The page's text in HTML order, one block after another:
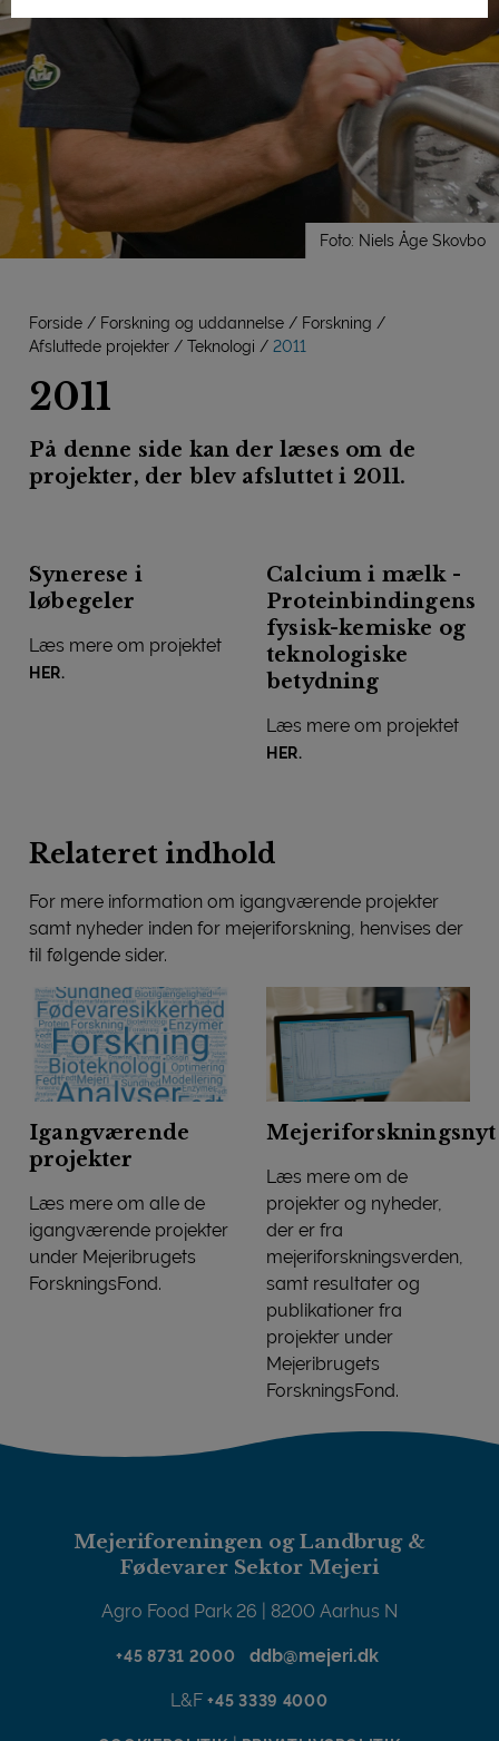
Foto: Niels Åge Skovbo
Forside Forskning og uddannelse
Forskning
Afsluttede projekter
Teknologi 2011
2011
På denne side kan der læses om de
projekter, der blev afsluttet i 2011.
Synerese i
løbegeler
Læs mere om projektet
HER.
Calcium i mælk -
Proteinbindingens
fysisk-kemiske og
teknologiske
betydning
Læs mere om projektet
HER.
Relateret indhold
For mere information om igangværende projekter
samt nyheder inden for mejeriforskning, henvises der
til følgende sider.
Igangværende
projekter
Læs mere om alle de
igangværende projekter
under Mejeribrugets
ForskningsFond.
Mejeriforskningsnyt
Læs mere om de
projekter og nyheder,
der er fra
mejeriforskningsverden,
samt resultater og
publikationer fra
projekter under
Mejeribrugets
ForskningsFond.
Mejeriforeningen og Landbrug &
Fødevarer Sektor Mejeri
Agro Food Park 26 | 8200 Aarhus N
+45 8731 2000 ddb@mejeri.dk
L&F+45 3339 4000